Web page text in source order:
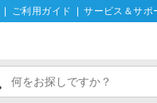
ご利用ガイド サービス＆サポ